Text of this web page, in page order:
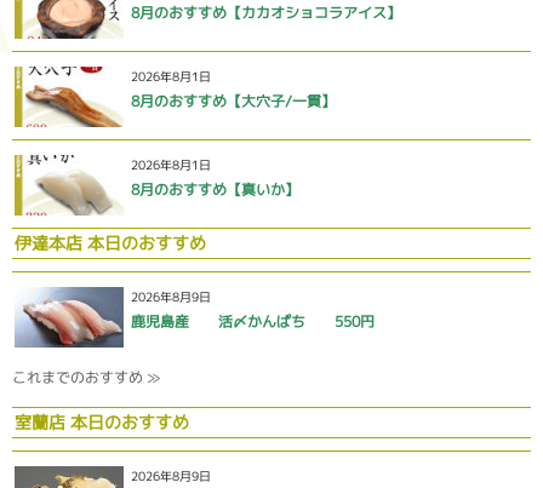
8月のおすすめ【カカオショコラアイス】
2026年8月1日
8月のおすすめ【大穴子/一貫】
2026年8月1日
8月のおすすめ【真いか】
伊達本店 本日のおすすめ
2026年8月9日
鹿児島産 活〆かんぱち 550円
これまでのおすすめ ≫
室蘭店 本日のおすすめ
2026年8月9日